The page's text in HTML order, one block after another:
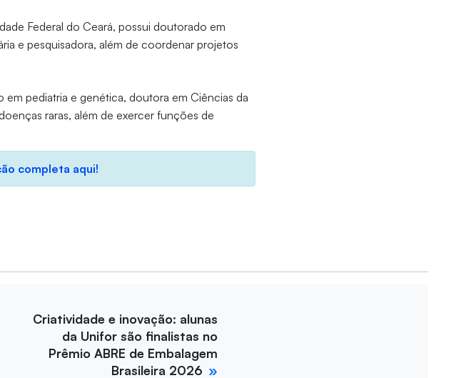
Federal do Ceará, possui doutorado em
e pesquisadora, além de coordenar projetos
pediatria e genética, doutora em Ciências da
raras, além de exercer funções de
completa aqui!
Criatividade e inovação: alunas
da Unifor são finalistas no
Prêmio ABRE de Embalagem
Brasileira 2026